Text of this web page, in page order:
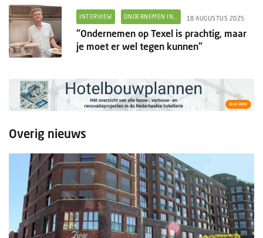
INTERVIEW ONDERNEMEN IN... 18 AUGUSTUS 2025
"Ondernemen op Texel is prachtig, maar
je moet er wel tegen kunnen"
Overig nieuws